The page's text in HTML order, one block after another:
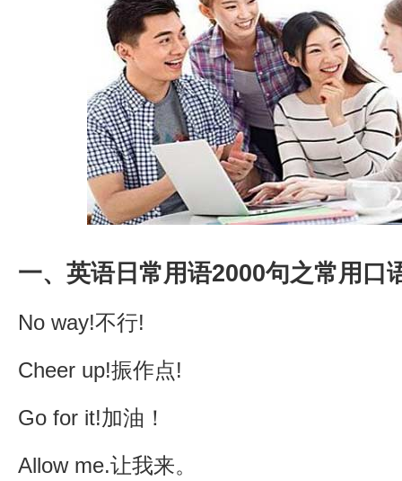
一、英语日常用语2000句之常用口
No way!不行!
Cheer up!振作点!
Go for it!加油！
Allow me.让我来。